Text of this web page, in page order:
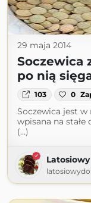
29 maja 2014
Soczewica
po nią
103 0
Soczewica jest w
wpisana na
(...)